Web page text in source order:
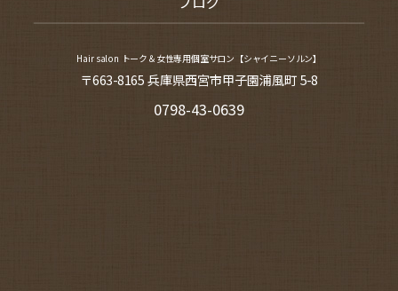
Hair salon トーク＆女性専用個室サロン【シャイニーソルン】
〒663-8165 兵庫県西宮市甲子園浦風町 5-8
0798-43-0639